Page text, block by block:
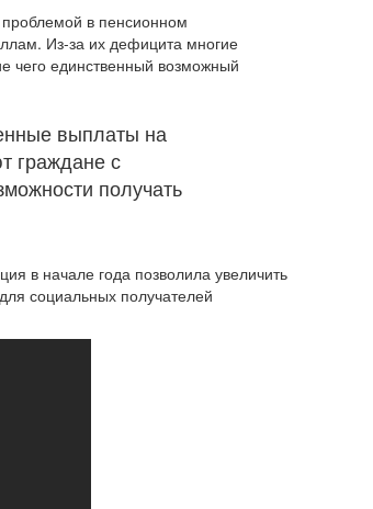
в пенсионном
Из-за их дефицита многие
чего единственный возможный
выплаты на
граждане с
получать
в начале года позволила увеличить
социальных получателей